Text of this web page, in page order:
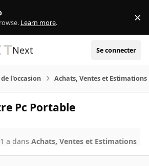
Learn more. ×
Next Se connecter
l'occasion Achats, Ventes et Estimations
Pc Portable
a dansAchats, Ventes et Estimations